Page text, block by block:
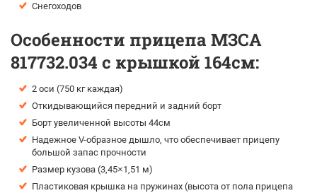
Снегоходов
Особенности прицепа МЗСА
817732.034 с крышкой 164см:
2 оси (750 кг каждая)
Откидывающийся передний и задний борт
Борт увеличенной высоты 44см
Надежное V-образное дышло, что обеспечивает прицепу
большой запас прочности
Размер кузова (3,45×1,51 м)
Пластиковая крышка на пружинах (высота от пола прицепа